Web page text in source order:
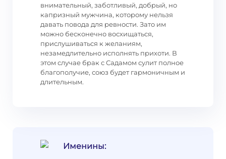
внимательный, заботливый, добрый, но
капризный мужчина, которому нельзя
давать повода для ревности. Зато им
можно бесконечно восхищаться,
прислушиваться к желаниям,
незамедлительно исполнять прихоти. В
этом случае брак с Садамом сулит полное
благополучие, союз будет гармоничным и
длительным.
Именины: